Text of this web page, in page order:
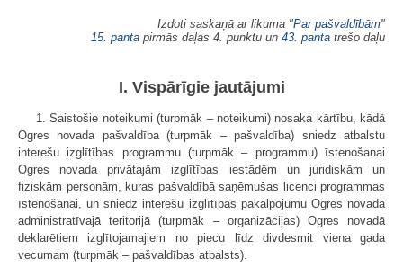
Izdoti saskaņā ar likuma "Par pašvaldībām"
15. panta pirmās daļas 4. punktu un 43. panta trešo daļu
I. Vispārīgie jautājumi
1. Saistošie noteikumi (turpmāk – noteikumi) nosaka kārtību, kādā
Ogres novada pašvaldība (turpmāk – pašvaldība) sniedz atbalstu
interešu izglītības programmu (turpmāk – programmu) īstenošanai
Ogres novada privātajām izglītības iestādēm un juridiskām un
fiziskām personām, kuras pašvaldībā saņēmušas licenci programmas
īstenošanai, un sniedz interešu izglītības pakalpojumu Ogres novada
administratīvajā teritorijā (turpmāk – organizācijas) Ogres novadā
deklarētiem izglītojamajiem no piecu līdz divdesmit viena gada
vecumam (turpmāk – pašvaldības atbalsts).